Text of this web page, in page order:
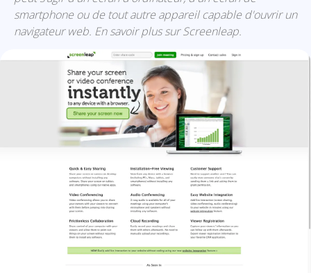
smartphone ou de tout autre appareil capable d'ouvrir un
navigateur web. En savoir plus sur Screenleap.